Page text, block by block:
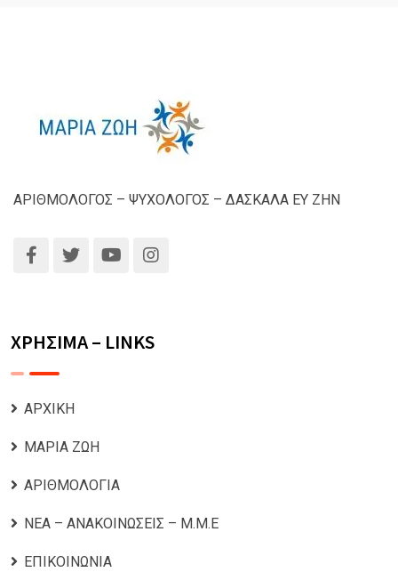
ΑΡΙΘΜΟΛΟΓΟΣ – ΨΥΧΟΛΟΓΟΣ – ΔΑΣΚΑΛΑ ΕΥ ΖΗΝ
ΧΡΗΣΙΜΑ – LINKS
ΑΡΧΙΚΗ
ΜΑΡΙΑ ΖΩΗ
ΑΡΙΘΜΟΛΟΓΙΑ
ΝΕΑ – ΑΝΑΚΟΙΝΩΣΕΙΣ – Μ.Μ.Ε
ΕΠΙΚΟΙΝΩΝΙΑ